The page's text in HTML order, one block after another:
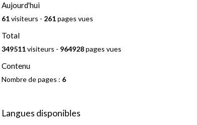
Aujourd'hui
61visiteurs - 261pages vues
Total
349511visiteurs - 964928pages vues
Contenu
Nombre de pages : 6
Langues disponibles